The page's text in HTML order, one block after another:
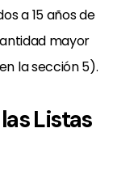
a 15 años de
mayor
la sección 5).
Listas